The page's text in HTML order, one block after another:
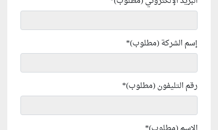
إسم الشركة (مطلوب)*
رقم التليفون (مطلوب)*